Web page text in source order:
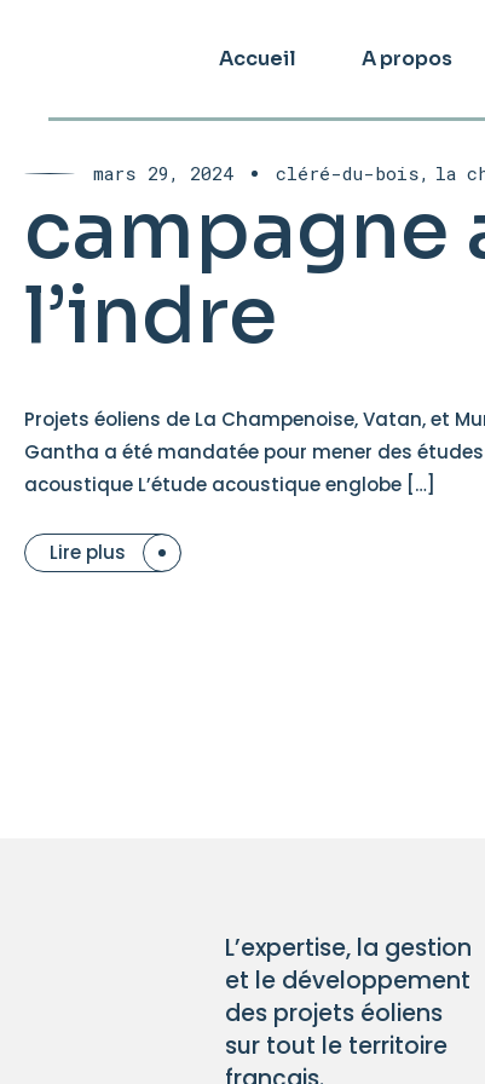
Accueil A propos
mars 29, 2024 cléré-du-bois la
campagne
l’indre
Projets éoliens de La Champenoise, Vatan, et
Gantha a été mandatée pour mener des
acoustique L’étude acoustique englobe […]
Lire plus
L’expertise, la gestion
et le développement
des projets éoliens
sur tout le territoire